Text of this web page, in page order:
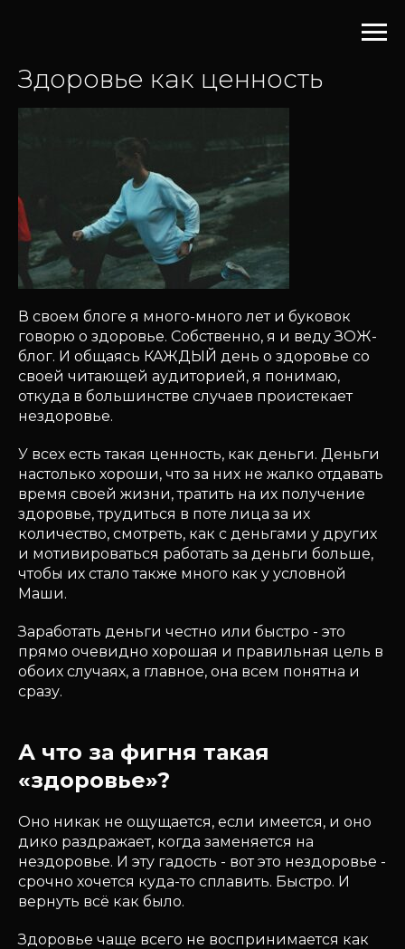
Здоровье как ценность
В своем блоге я много-много лет и буковок
говорю о здоровье. Собственно, я и веду ЗОЖ-
блог. И общаясь КАЖДЫЙ день о здоровье со
своей читающей аудиторией, я понимаю,
откуда в большинстве случаев проистекает
нездоровье.
У всех есть такая ценность, как деньги. Деньги
настолько хороши, что за них не жалко отдавать
время своей жизни, тратить на их получение
здоровье, трудиться в поте лица за их
количество, смотреть, как с деньгами у других
и мотивироваться работать за деньги больше,
чтобы их стало также много как у условной
Маши.
Заработать деньги честно или быстро - это
прямо очевидно хорошая и правильная цель в
обоих случаях, а главное, она всем понятна и
сразу.
А что за фигня такая
«здоровье»?
Оно никак не ощущается, если имеется, и оно
дико раздражает, когда заменяется на
нездоровье. И эту гадость - вот это нездоровье -
срочно хочется куда-то сплавить. Быстро. И
вернуть всё как было.
Здоровье чаще всего не воспринимается как